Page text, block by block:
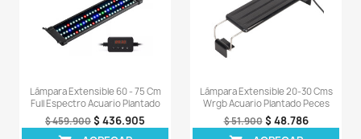
Por favor no sumerja la lámpara, evite al
salpiquen gotas de agua, a diferencias de otras
Nicrew, esta no cuenta con certificación IP.
- 1 X Lámpara Nicrew.
- 2 X Soportes laterales.